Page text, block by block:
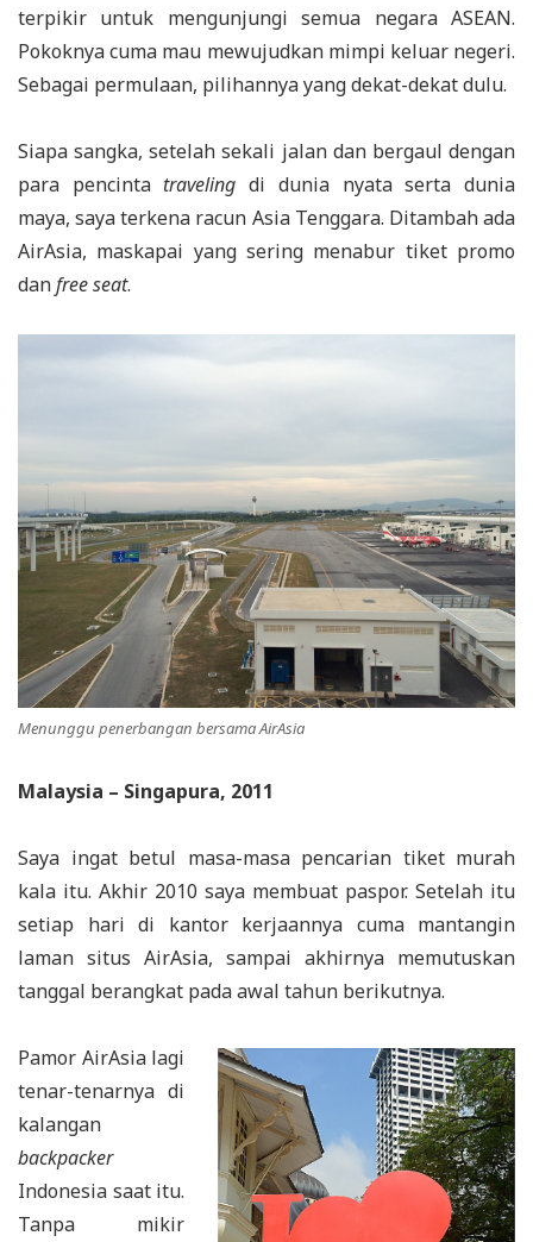
terpikir untuk mengunjungi semua negara ASEAN.
Pokoknya cuma mau mewujudkan mimpi keluar negeri.
Sebagai permulaan, pilihannya yang dekat-dekat dulu.
Siapa sangka, setelah sekali jalan dan bergaul dengan
para pencinta travelingdi dunia nyata serta dunia
maya, saya terkena racun Asia Tenggara. Ditambah ada
AirAsia, maskapai yang sering menabur tiket promo
danfree seat.
Menunggu penerbangan bersama AirAsia
Malaysia – Singapura, 2011
Saya ingat betul masa-masa pencarian tiket murah
kala itu. Akhir 2010 saya membuat paspor. Setelah itu
setiap hari di kantor kerjaannya cuma mantangin
laman situs AirAsia, sampai akhirnya memutuskan
tanggal berangkat pada awal tahun berikutnya.
Pamor AirAsia lagi
tenar-tenarnya di
kalangan
backpacker
Indonesia saat itu.
Tanpa mikir